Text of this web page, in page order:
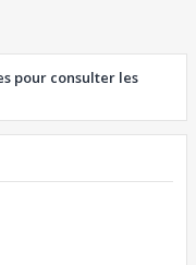
c
pour consulter les